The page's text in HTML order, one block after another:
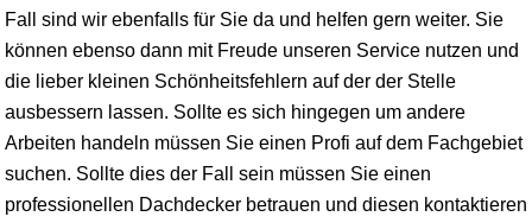
Fall sind wir ebenfalls für Sie da und helfen gern weiter. Sie
können ebenso dann mit Freude unseren Service nutzen und
die lieber kleinen Schönheitsfehlern auf der der Stelle
ausbessern lassen. Sollte es sich hingegen um andere
Arbeiten handeln müssen Sie einen Profi auf dem Fachgebiet
suchen. Sollte dies der Fall sein müssen Sie einen
professionellen Dachdecker betrauen und diesen kontaktieren